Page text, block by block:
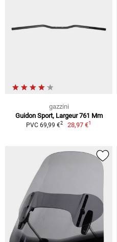
gazzini
Guidon Sport, Largeur 761 Mm
PVC 69,99 €2 28,97 €1